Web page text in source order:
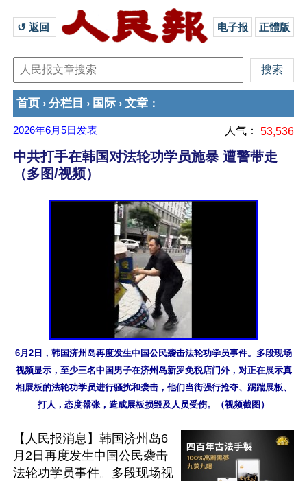
↺ 返回 电子报 正體版
首页 › 分栏目 › 国际 › 文章 ：
2026年6月5日 发表 人气： 53,536
中共打手在韩国对法轮功学员施暴 遭警带走
（多图/视频）
6月2日，韩国济州岛再度发生中国公民袭击法轮功学员事件。多段现场
视频显示，至少三名中国男子在济州岛新罗免税店门外，对正在展示真
相展板的法轮功学员进行骚扰和袭击，他们当街强行抢夺、踢踹展板、
打人，态度嚣张，造成展板损毁及人员受伤。（视频截图）
【人民报消息】韩国济州岛6
月2日再度发生中国公民袭击
法轮功学员事件。多段现场视